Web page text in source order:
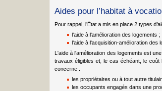
Aides pour l’habitat à
Pour rappel, l’État a mis en place 2 types
l'aide à l'amélioration des logements ;
l'aide à l'acquisition-amélioration des
L'aide à l'amélioration des logements est
travaux éligibles et, le cas échéant, le
concerne :
les propriétaires ou à tout autre
les occupants engagés dans une